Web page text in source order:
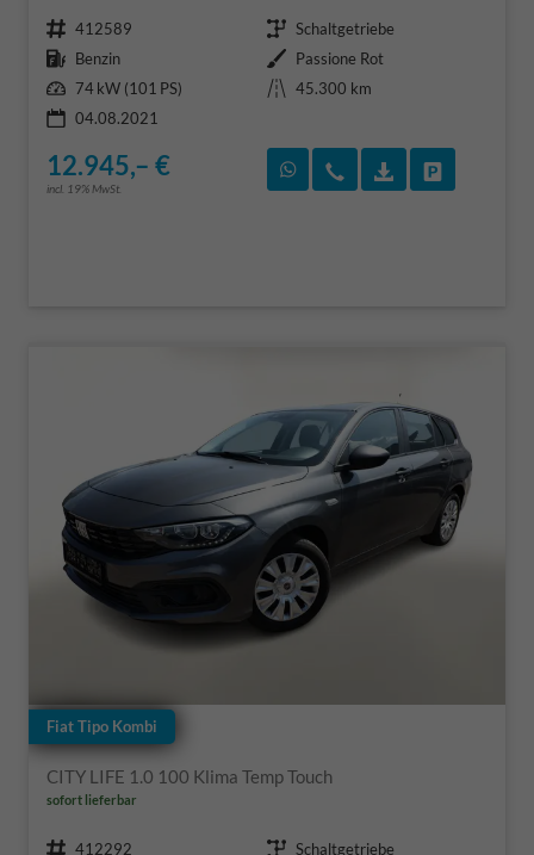
Fahrzeugnr. 412589 Getriebe Schaltgetriebe
Kraftstoff Benzin Außenfarbe Passione Rot
Leistung 74 kW (101 PS) Kilometerstand
45.300 km
04.08.2021
12.945,– €
incl. 19% MwSt.
Rückruf vereinbaren
Wir rufen Sie an
Fiat Tipo Kombi
CITY LIFE 1.0 100 Klima Temp Touch
sofort lieferbar
Fahrzeugnr. 412292 Getriebe Schaltgetriebe